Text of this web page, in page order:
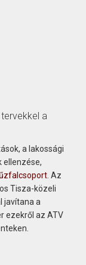
a
a lakossági
ellenzése,
. Az
Tisza-közeli
javítana a
ezekről az ATV